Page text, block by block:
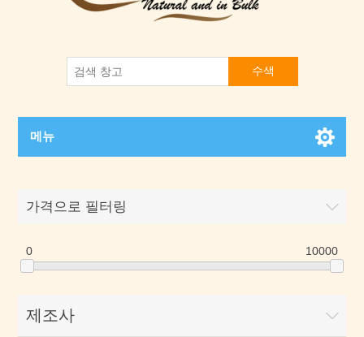
수색
메뉴
가격으로 필터링
0 10000
제조사